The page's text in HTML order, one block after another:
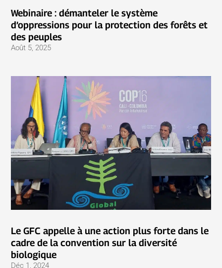
Webinaire : démanteler le système
d’oppressions pour la protection des forêts et
des peuples
Août 5, 2025
Le GFC appelle à une action plus forte dans le
cadre de la convention sur la diversité
biologique
Déc 1, 2024